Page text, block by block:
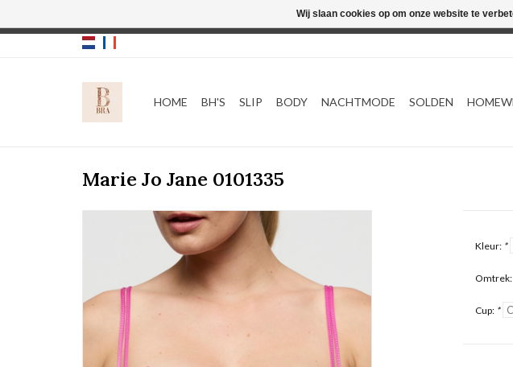
HOME BH'S SLIP BODY NACHTMODE SOLDEN
Marie Jo Jane 0101335
Kleur: *
Omtrek:
Cup: *
Wij slaan cookies op om onze website te
Webshop